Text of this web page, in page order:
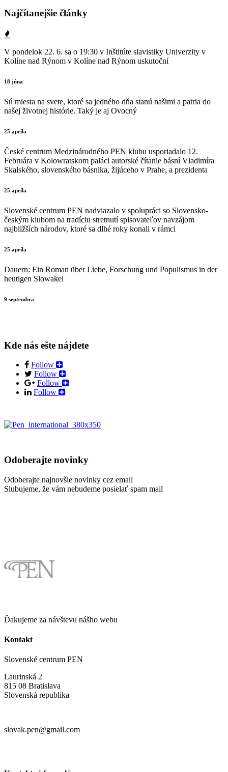
Najčítanejšie články
V pondelok 22. 6. sa o 19:30 v Inštitúte slavistiky Univerzity v
Kolíne nad Rýnom v Kolíne nad Rýnom uskutoční
18 júna
Sú miesta na svete, ktoré sa jedného dňa stanú našimi a patria do
našej životnej histórie. Taký je aj Ovocný
25 apríla
České centrum Medzinárodného PEN klubu usporiadalo 12.
Februára v Kolowratskom paláci autorské čítanie básní Vladimíra
Skalského, slovenského básnika, žijúceho v Prahe, a prezidenta
25 apríla
Slovenské centrum PEN nadviazalo v spolupráci so Slovensko-
českým klubom na tradíciu stretnutí spisovateľov navzájom
najbližších národov, ktoré sa dlhé roky konali v rámci
25 apríla
Dauern: Ein Roman über Liebe, Forschung und Populismus in der
heutigen Slowakei
9 septembra
Kde nás ešte nájdete
Follow
Follow
Follow
Follow
Odoberajte novinky
Odoberajte najnovšie novinky cez email
Slubujeme, že vám nebudeme posielať spam mail
Ďakujeme za návštevu nášho webu
Kontakt
Slovenské centrum PEN
Laurinská 2
815 08 Bratislava
Slovenská republika
slovak.pen@gmail.com